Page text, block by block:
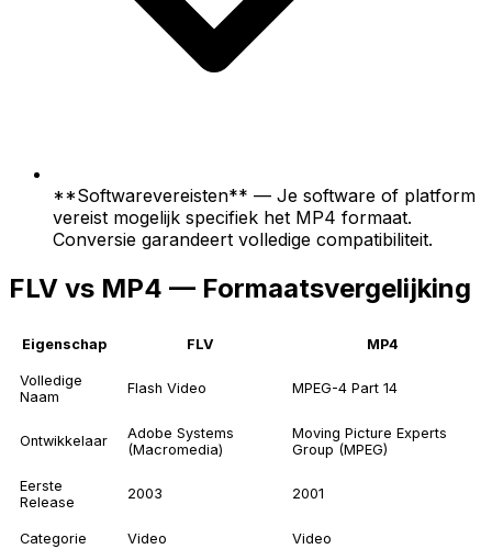
**Softwarevereisten** — Je software of platform
vereist mogelijk specifiek het MP4 formaat.
Conversie garandeert volledige compatibiliteit.
FLV vs MP4 — Formaatsvergelijking
Eigenschap FLV MP4
Volledige
Naam
Flash Video MPEG-4 Part 14
Ontwikkelaar
Adobe Systems
(Macromedia)
Moving Picture Experts
Group (MPEG)
Eerste
Release
2003 2001
Categorie Video Video